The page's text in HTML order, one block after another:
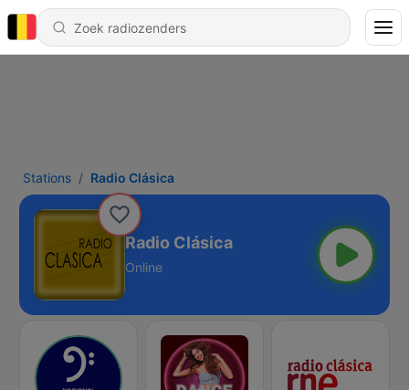
Stations Radio Clásica
Radio Clásica
Online